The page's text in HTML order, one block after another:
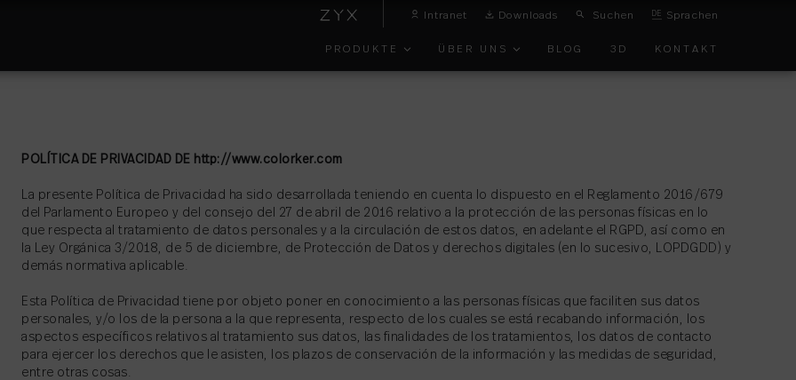
Intranet Downloads Suchen DE Sprachen
PRODUKTE
FARBE
ÜBER UNS
RICHTLINIEN FÜR
INTEGRIERTES
BLOG 3D KONTAKT
POLÍTICA DE PRIVACIDAD DE http://www.colorker.com
La presente Política de Privacidad ha sido desarrollada teniendo en cuenta lo dispuesto en el Reglamento 2016/679
del Parlamento Europeo y del consejo del 27 de abril de 2016 relativo a la protección de las personas físicas en lo
que respecta al tratamiento de datos personales y a la circulación de estos datos, en adelante el RGPD, así como en
la Ley Orgánica 3/2018, de 5 de diciembre, de Protección de Datos y derechos digitales (en lo sucesivo, LOPDGDD) y
demás normativa aplicable.
Esta Política de Privacidad tiene por objeto poner en conocimiento a las personas físicas que faciliten sus datos
personales, y/o los de la persona a la que representa, respecto de los cuales se está recabando información, los
aspectos específicos relativos al tratamiento sus datos, las finalidades de los tratamientos, los datos de contacto
para ejercer los derechos que le asisten, los plazos de conservación de la información y las medidas de seguridad,
entre otras cosas.